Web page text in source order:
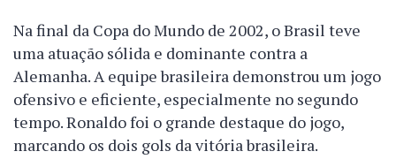
Na final da Copa do Mundo de 2002, o Brasil teve
uma atuação sólida e dominante contra a
Alemanha. A equipe brasileira demonstrou um jogo
ofensivo e eficiente, especialmente no segundo
tempo. Ronaldo foi o grande destaque do jogo,
marcando os dois gols da vitória brasileira.